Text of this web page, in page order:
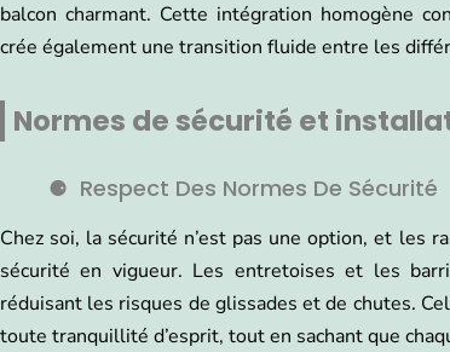
balcon charmant. Cette intégration homogène
crée également une transition fluide entre les
Normes de sécurité et
Respect Des Normes De Sécurité
Chez soi, la sécurité n’est pas une option, et les
sécurité en vigueur. Les entretoises et les
réduisant les risques de glissades et de chutes.
toute tranquillité d’esprit, tout en sachant que